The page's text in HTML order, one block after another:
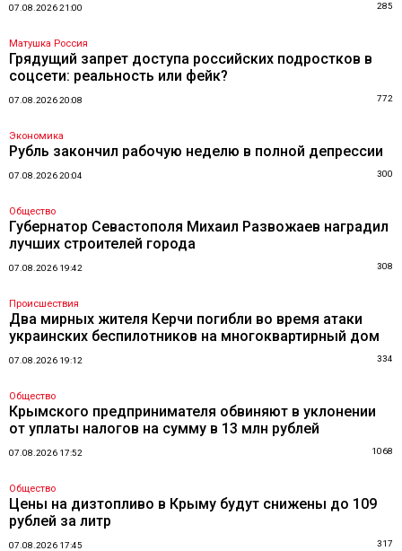
07.08.2026 21:00 285
Матушка Россия
Грядущий запрет доступа российских подростков в
соцсети: реальность или фейк?
07.08.2026 20:08 772
Экономика
Рубль закончил рабочую неделю в полной депрессии
07.08.2026 20:04 300
Общество
Губернатор Севастополя Михаил Развожаев наградил
лучших строителей города
07.08.2026 19:42 308
Происшествия
Два мирных жителя Керчи погибли во время атаки
украинских беспилотников на многоквартирный дом
07.08.2026 19:12 334
Общество
Крымского предпринимателя обвиняют в уклонении
от уплаты налогов на сумму в 13 млн рублей
07.08.2026 17:52 1068
Общество
Цены на дизтопливо в Крыму будут снижены до 109
рублей за литр
07.08.2026 17:45 317